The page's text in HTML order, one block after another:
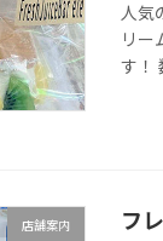
人気
リ
す！
店舗案内 フ